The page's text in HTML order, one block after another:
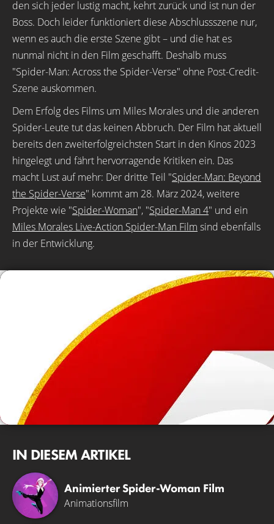
den sich jeder lustig macht, kehrt zurück und ist nun der
Boss. Doch leider funktioniert diese Abschlussszene nur,
wenn es auch die erste Szene gibt – und die hat es
nunmal nicht in den Film geschafft. Deshalb muss
"Spider-Man: Across the Spider-Verse" ohne Post-Credit-
Szene auskommen.
Dem Erfolg des Films um Miles Morales und die anderen
Spider-Leute tut das keinen Abbruch. Der Film hat aktuell
bereits den zweiterfolgreichsten Start in den Kinos 2023
hingelegt und fährt hervorragende Kritiken ein. Das
macht Lust auf mehr: Der dritte Teil "Spider-Man: Beyond
the Spider-Verse" kommt am 28. März 2024, weitere
Projekte wie "Spider-Woman", "Spider-Man 4" und ein
Miles Morales Live-Action Spider-Man Film sind ebenfalls
in der Entwicklung.
IN DIESEM ARTIKEL
Animierter Spider-Woman Film
Animationsfilm